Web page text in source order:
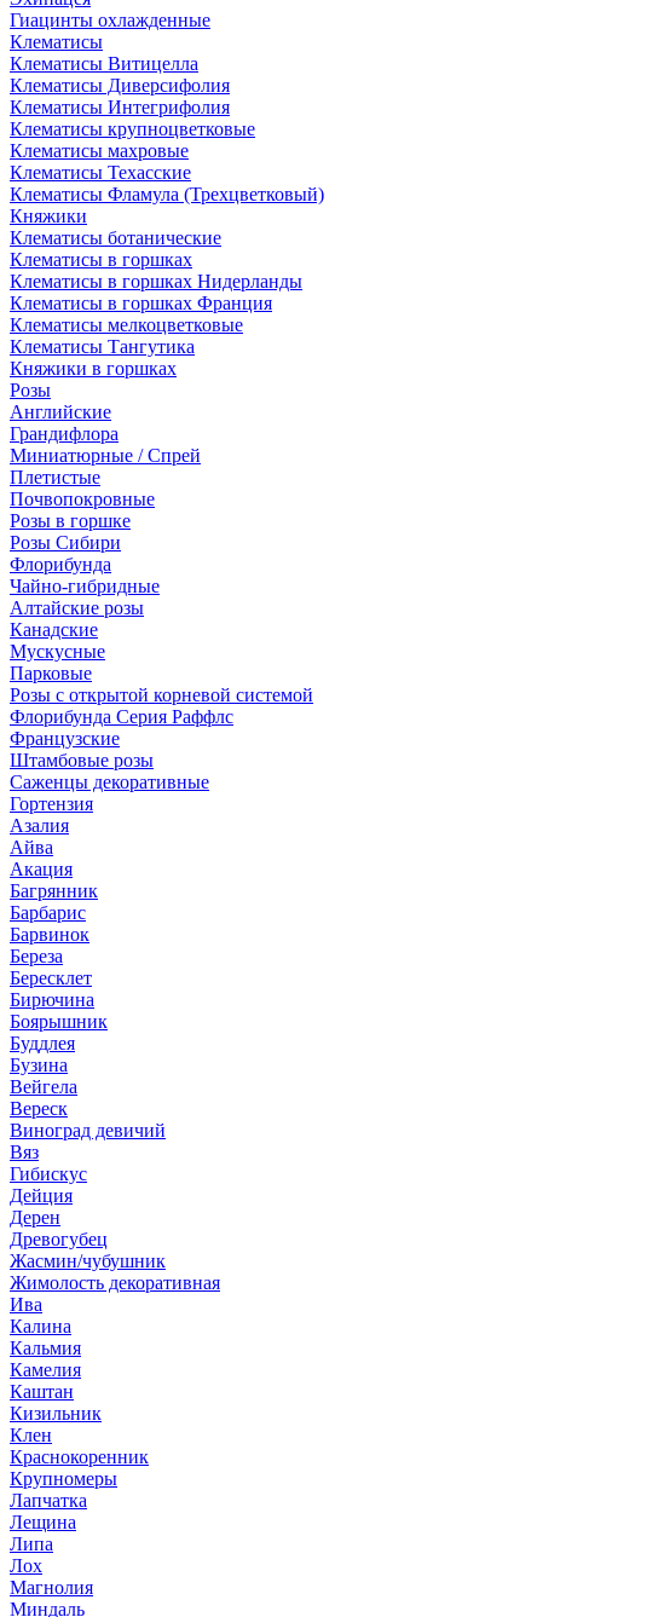
Гиацинты охлажденные
Клематисы
Клематисы Витицелла
Клематисы Диверсифолия
Клематисы Интегрифолия
Клематисы крупноцветковые
Клематисы махровые
Клематисы Техасские
Клематисы Фламула (Трехцветковый)
Княжики
Клематисы ботанические
Клематисы в горшках
Клематисы в горшках Нидерланды
Клематисы в горшках Франция
Клематисы мелкоцветковые
Клематисы Тангутика
Княжики в горшках
Розы
Английские
Грандифлора
Миниатюрные / Спрей
Плетистые
Почвопокровные
Розы в горшке
Розы Сибири
Флорибунда
Чайно-гибридные
Алтайские розы
Канадские
Мускусные
Парковые
Розы с открытой корневой системой
Флорибунда Серия Раффлс
Французские
Штамбовые розы
Саженцы декоративные
Гортензия
Азалия
Айва
Акация
Багрянник
Барбарис
Барвинок
Береза
Бересклет
Бирючина
Боярышник
Буддлея
Бузина
Вейгела
Вереск
Виноград девичий
Вяз
Гибискус
Дейция
Дерен
Древогубец
Жасмин/чубушник
Жимолость декоративная
Ива
Калина
Кальмия
Камелия
Каштан
Кизильник
Клен
Краснокоренник
Крупномеры
Лапчатка
Лещина
Липа
Лох
Магнолия
Миндаль